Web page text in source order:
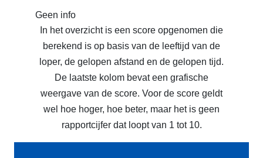
Geen info
In het overzicht is een score opgenomen die
berekend is op basis van de leeftijd van de
loper, de gelopen afstand en de gelopen tijd.
De laatste kolom bevat een grafische
weergave van de score. Voor de score geldt
wel hoe hoger, hoe beter, maar het is geen
rapportcijfer dat loopt van 1 tot 10.